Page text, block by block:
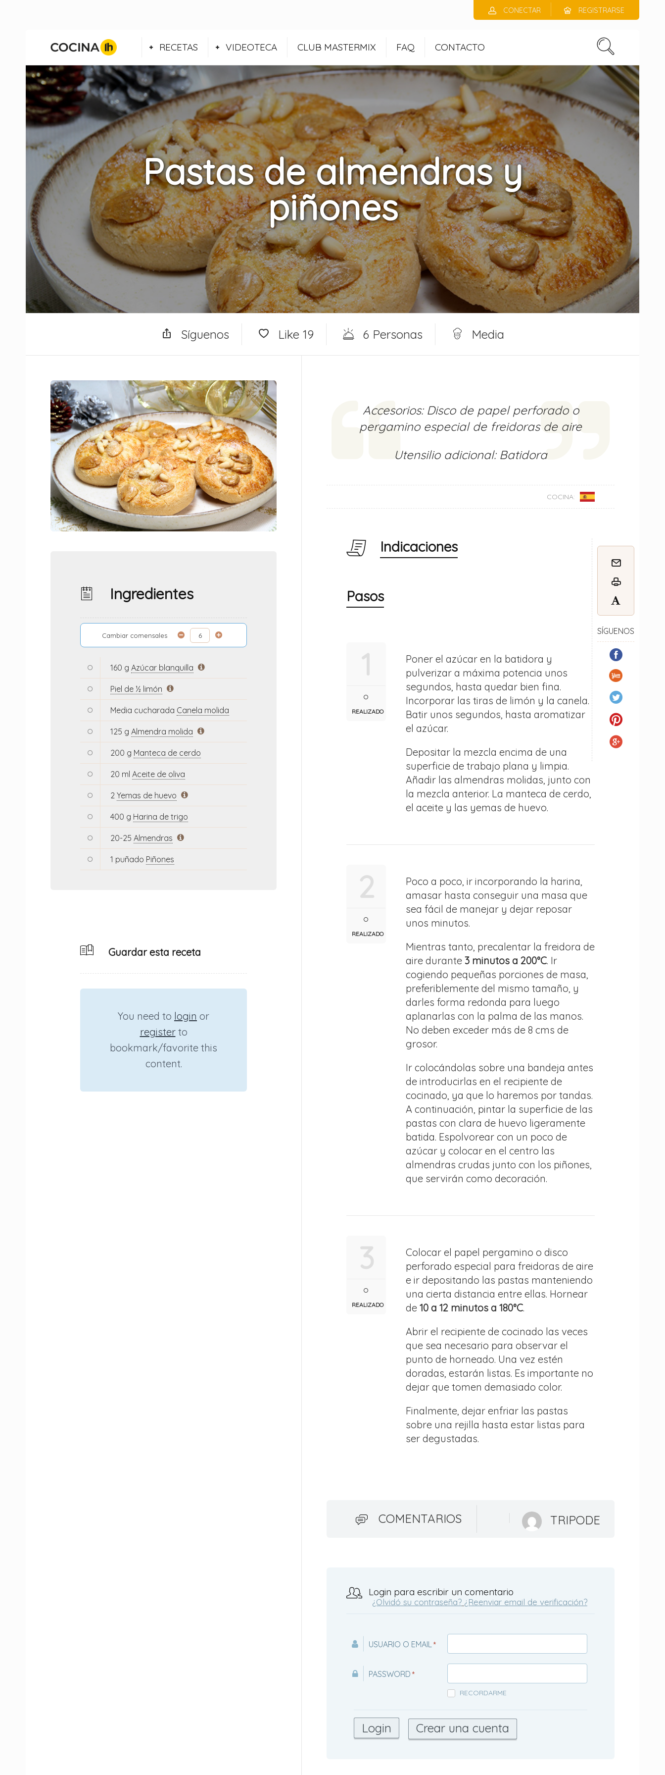
CONECTAR REGISTRARSE
RECETAS VIDEOTECA CLUB MASTERMIX FAQ CONTACTO
Pastas de almendras y
piñones
Síguenos Like 19 6 Personas Media
Ingredientes
Cambiar comensales
160 g Azúcar blanquilla
Piel de ½ limón
Media cucharada Canela molida
125 g Almendra molida
200 g Manteca de cerdo
20 ml Aceite de oliva
2 Yemas de huevo
400 g Harina de trigo
20-25 Almendras
1 puñado Piñones
Guardar esta receta
You need to login or
registerto
bookmark/favorite this
content.
Accesorios: Disco de papel perforado o
pergamino especial de freidoras de aire
Utensilio adicional: Batidora
COCINA:
Indicaciones
SÍGUENOS
Pasos
1
REALIZADO
Poner el azúcar en la batidora y
pulverizar a máxima potencia unos
segundos, hasta quedar bien fina.
Incorporar las tiras de limón y la canela.
Batir unos segundos, hasta aromatizar
el azúcar.
Depositar la mezcla encima de una
superficie de trabajo plana y limpia.
Añadir las almendras molidas, junto con
la mezcla anterior. La manteca de cerdo,
el aceite y las yemas de huevo.
2
REALIZADO
Poco a poco, ir incorporando la harina,
amasar hasta conseguir una masa que
sea fácil de manejar y dejar reposar
unos minutos.
Mientras tanto, precalentar la freidora de
aire durante 3 minutos a 200°C. Ir
cogiendo pequeñas porciones de masa,
preferiblemente del mismo tamaño, y
darles forma redonda para luego
aplanarlas con la palma de las manos.
No deben exceder más de 8 cms de
grosor.
Ir colocándolas sobre una bandeja antes
de introducirlas en el recipiente de
cocinado, ya que lo haremos por tandas.
A continuación, pintar la superficie de las
pastas con clara de huevo ligeramente
batida. Espolvorear con un poco de
azúcar y colocar en el centro las
almendras crudas junto con los piñones,
que servirán como decoración.
3
REALIZADO
Colocar el papel pergamino o disco
perforado especial para freidoras de aire
e ir depositando las pastas manteniendo
una cierta distancia entre ellas. Hornear
de 10 a 12 minutos a 180°C.
Abrir el recipiente de cocinado las veces
que sea necesario para observar el
punto de horneado. Una vez estén
doradas, estarán listas. Es importante no
dejar que tomen demasiado color.
Finalmente, dejar enfriar las pastas
sobre una rejilla hasta estar listas para
ser degustadas.
COMENTARIOS TRIPODE
Login para escribir un comentario
¿Olvidó su contraseña? ¿Reenviar email de verificación?
USUARIO O EMAIL *
PASSWORD *
RECORDARME
Crear una cuenta